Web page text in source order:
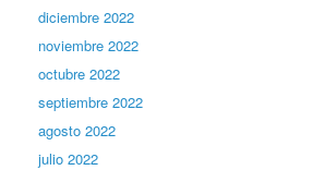
diciembre 2022
noviembre 2022
octubre 2022
septiembre 2022
agosto 2022
julio 2022